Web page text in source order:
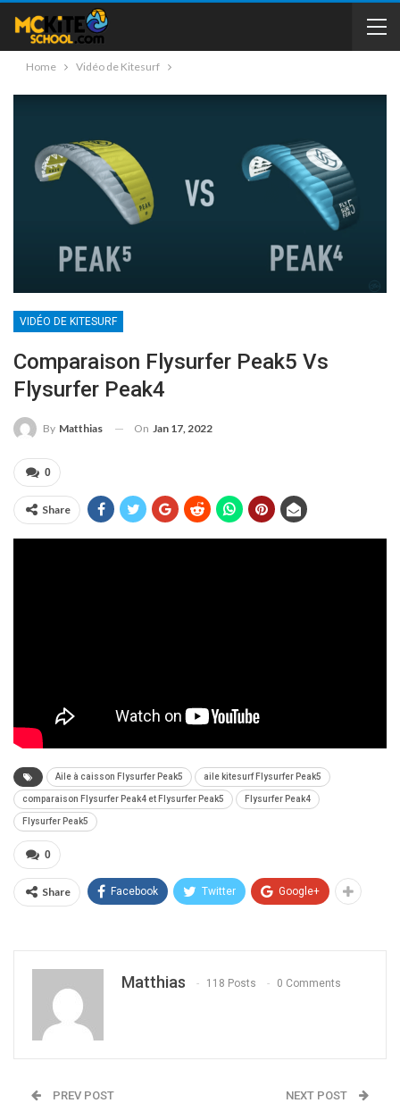
Home Vidéo de Kitesurf
VIDÉO DE KITESURF
Comparaison Flysurfer Peak5 Vs
Flysurfer Peak4
By Matthias On Jan 17, 2022
0
Share
Aile à caisson Flysurfer Peak5 aile kitesurf Flysurfer Peak5
comparaison Flysurfer Peak4 et Flysurfer Peak5 Flysurfer Peak4
Flysurfer Peak5
0
Share Facebook Twitter Google+
Matthias 118 Posts 0 Comments
PREV POST NEXT POST